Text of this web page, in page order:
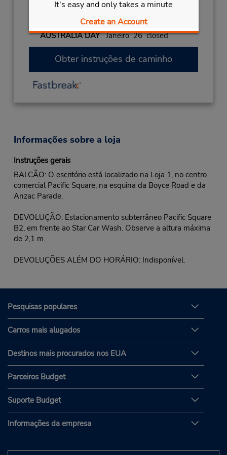
It's easy and only takes a minute
Create an Account
EASTER WEEKENDMarço 26
AUSTRALIA DAYJaneiro 26 closed
Obter instruções de caminho
Informações sobre a loja
Instruções gerais
BALCÃO: O escritório está localizado na Loja 1, no centro
comercial Pacific Square, na esquina da Boyce Road e da
Anzac Parade.
DEVOLUÇÃO: Estacionamento subterrâneo Pacific Square
B2, em frente ao Star Car Wash. Observe a altura máxima
de 2,1 m.
DEVOLUÇÕES ALÉM DO HORÁRIO: Indisponível.
Pesquisas populares
Carros mais alugados
Destinos mais procurados nos EUA
Parceiros Budget
Suporte Budget
Informações da empresa